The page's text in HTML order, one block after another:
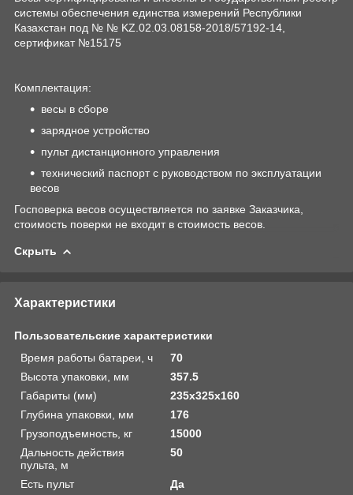
системы обеспечения единства измерений Республики
Казахстан под № № KZ.02.03.08158-2018/57192-14,
сертификат №15175
Комплектация:
весы в сборе
зарядное устройство
пульт дистанционного управления
технический паспорт с руководством по эксплуатации
весов
Госповерка весов осуществляется по заявке Заказчика,
стоимость поверки не входит в стоимость весов.
Скрыть
Характеристики
Пользовательские характеристики
Время работы батареи, ч
70
Высота упаковки, мм
357.5
Габариты (мм)
235х325х160
Глубина упаковки, мм
176
Грузоподъемность, кг
15000
Дальность действия
пульта, м
50
Есть пульт
Да